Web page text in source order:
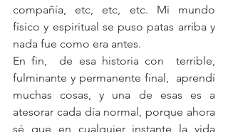
compañía, etc, etc, etc. Mi mundo
físico y espiritual se puso patas arriba y
nada fue como era antes.
En fin,  de esa historia con  terrible,
fulminante y permanente final,  aprendí
muchas cosas, y una de esas es a
atesorar cada día normal, porque ahora
sé que en cualquier instante la vida